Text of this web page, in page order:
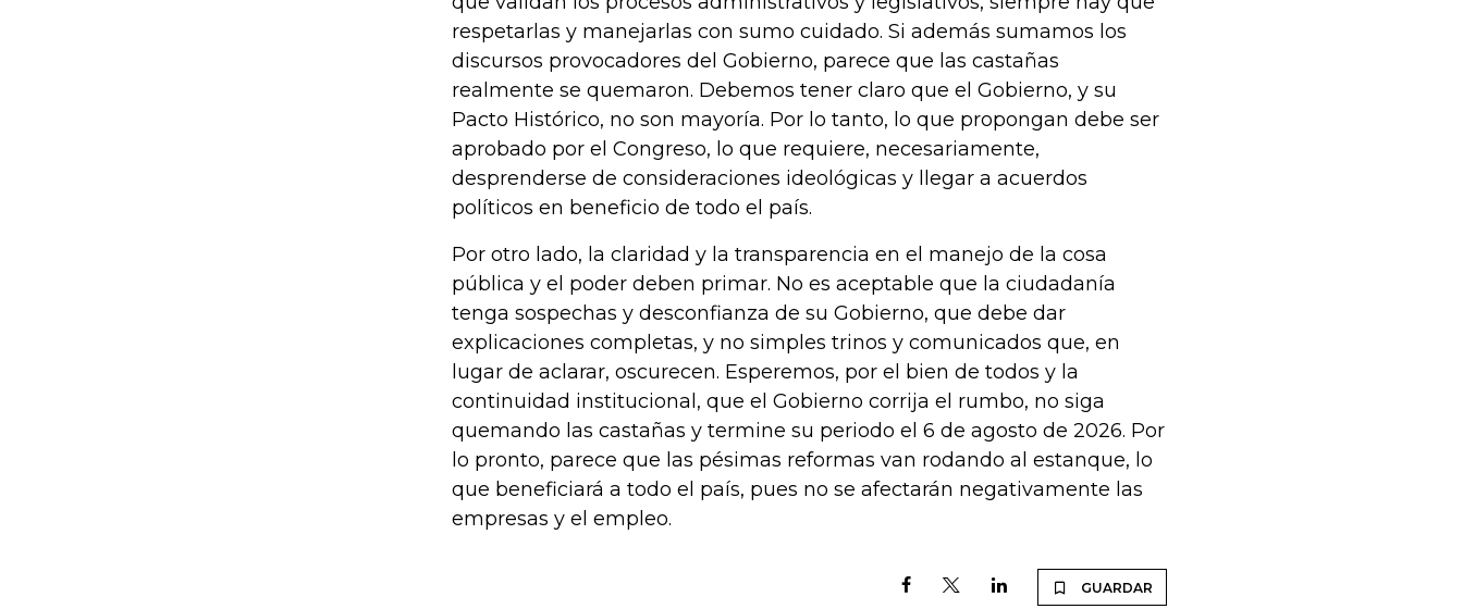
respetarlas y manejarlas con sumo cuidado. Si además sumamos los
discursos provocadores del Gobierno, parece que las castañas
realmente se quemaron. Debemos tener claro que el Gobierno, y su
Pacto Histórico, no son mayoría. Por lo tanto, lo que propongan debe ser
aprobado por el Congreso, lo que requiere, necesariamente,
desprenderse de consideraciones ideológicas y llegar a acuerdos
políticos en beneficio de todo el país.
Por otro lado, la claridad y la transparencia en el manejo de la cosa
pública y el poder deben primar. No es aceptable que la ciudadanía
tenga sospechas y desconfianza de su Gobierno, que debe dar
explicaciones completas, y no simples trinos y comunicados que, en
lugar de aclarar, oscurecen. Esperemos, por el bien de todos y la
continuidad institucional, que el Gobierno corrija el rumbo, no siga
quemando las castañas y termine su periodo el 6 de agosto de 2026. Por
lo pronto, parece que las pésimas reformas van rodando al estanque, lo
que beneficiará a todo el país, pues no se afectarán negativamente las
empresas y el empleo.
GUARDAR